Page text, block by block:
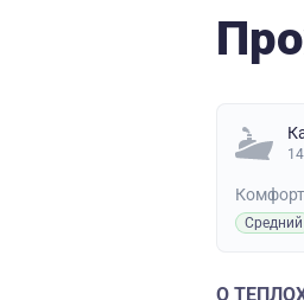
Комфорт
Средний
О